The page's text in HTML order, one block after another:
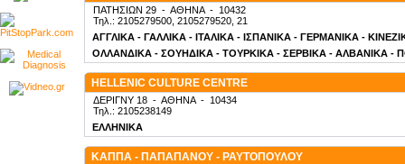
ΠΑΤΗΣΙΩΝ 29 - ΑΘΗΝΑ- 10432
Τηλ.: 2105279500, 2105279520, 21
ΑΓΓΛΙΚΑ - ΓΑΛΛΙΚΑ - ΙΤΑΛΙΚΑ - ΙΣΠΑΝΙΚΑ - ΓΕΡΜΑΝΙΚΑ -
ΟΛΛΑΝΔΙΚΑ - ΣΟΥΗΔΙΚΑ - ΤΟΥΡΚΙΚΑ - ΣΕΡΒΙΚΑ - ΑΛΒΑΝΙΚΑ -
HELLENIC CULTURE CENTRE
ΔΕΡΙΓΝΥ 18 - ΑΘΗΝΑ- 10434
Τηλ.: 2105238149
ΕΛΛΗΝΙΚΑ
ΚΑΠΠΑ - ΠΑΠΑΠΑΝΟΥ - ΡΑΥΤΟΠΟΥΛΟΥ